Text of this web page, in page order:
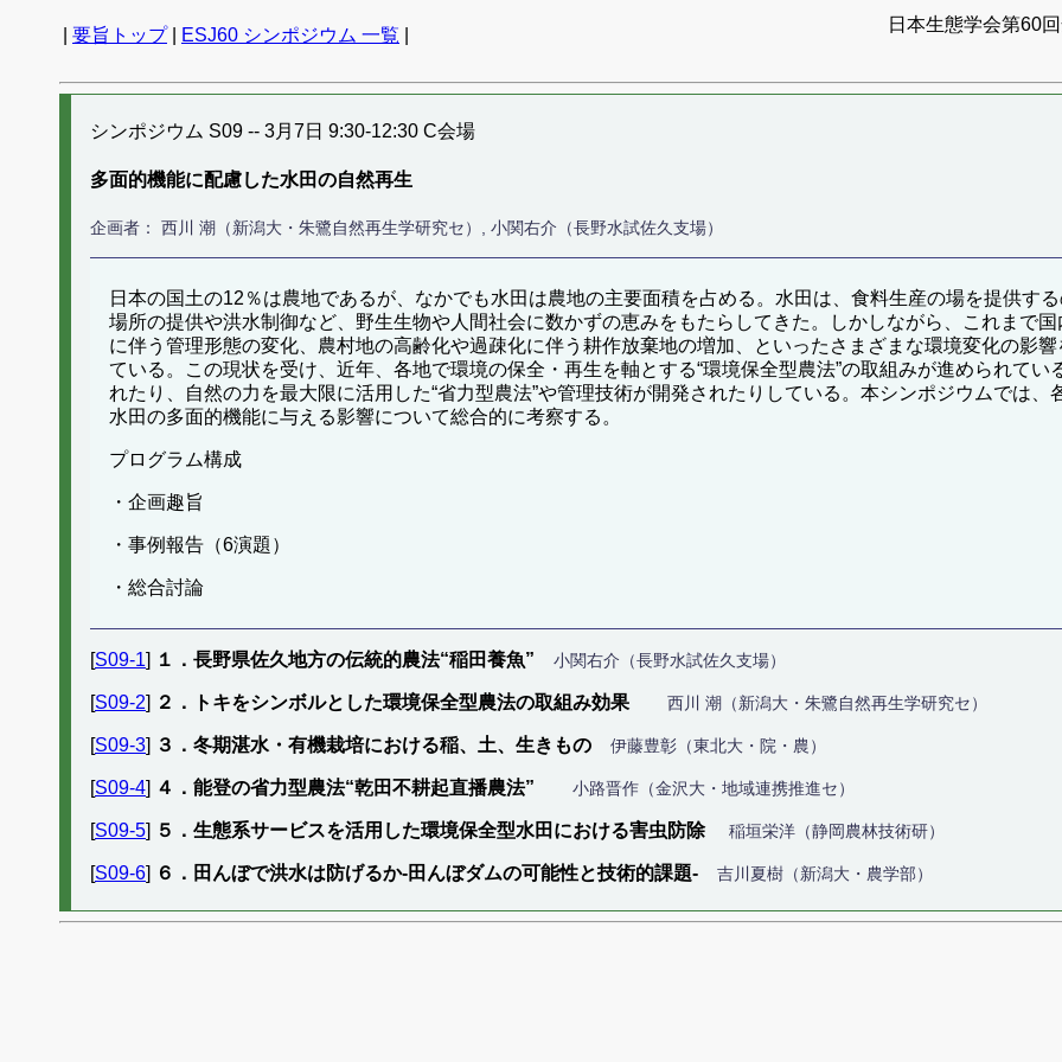
要旨トップ| ESJ60 シンポジウム 一覧
日本生態学会第60
シンポジウム S09 -- 3月7日 9:30-12:30 C会場
多面的機能に配慮した水田の自然再生
企画者： 西川 潮（新潟大・朱鷺自然再生学研究セ）, 小関右介（長野水試佐久支場）
日本の国土の12％は農地であるが、なかでも水田は農地の主要面積を占める。水田は、食料生産の場を提供す
場所の提供や洪水制御など、野生生物や人間社会に数かずの恵みをもたらしてきた。しかしながら、これまで
に伴う管理形態の変化、農村地の高齢化や過疎化に伴う耕作放棄地の増加、といったさまざまな環境変化の影
ている。この現状を受け、近年、各地で環境の保全・再生を軸とする“環境保全型農法”の取組みが進められてい
れたり、自然の力を最大限に活用した“省力型農法”や管理技術が開発されたりしている。本シンポジウムでは
水田の多面的機能に与える影響について総合的に考察する。
プログラム構成
・企画趣旨
・事例報告（6演題）
・総合討論
[S09-1] １．長野県佐久地方の伝統的農法“稲田養魚” 小関右介（長野水試佐久支場）
[S09-2] ２．トキをシンボルとした環境保全型農法の取組み効果 西川 潮（新潟大・朱鷺自然再生学研究セ）
[S09-3] ３．冬期湛水・有機栽培における稲、土、生きもの 伊藤豊彰（東北大・院・農）
[S09-4] ４．能登の省力型農法“乾田不耕起直播農法” 小路晋作（金沢大・地域連携推進セ）
[S09-5] ５．生態系サービスを活用した環境保全型水田における害虫防除 稲垣栄洋（静岡農林技術研）
[S09-6] ６．田んぼで洪水は防げるか‐田んぼダムの可能性と技術的課題‐ 吉川夏樹（新潟大・農学部）